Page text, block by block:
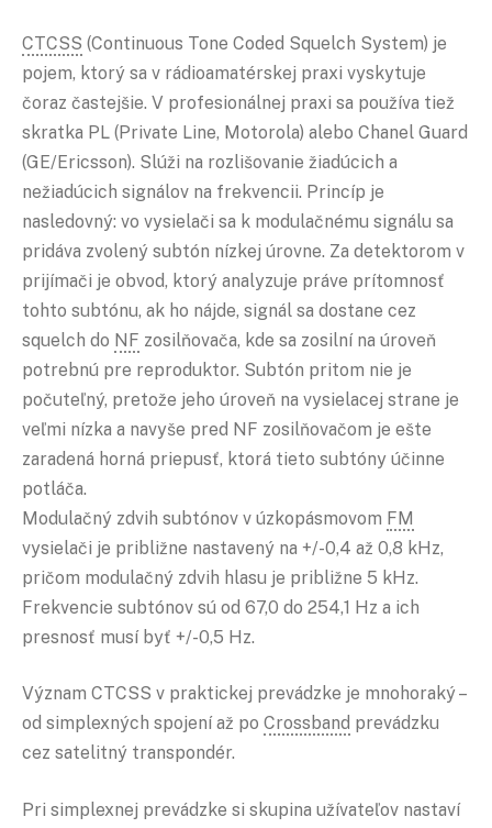
CTCSS (Continuous Tone Coded Squelch System) je
pojem, ktorý sa v rádioamatérskej praxi vyskytuje
čoraz častejšie. V profesionálnej praxi sa používa tiež
skratka PL (Private Line, Motorola) alebo Chanel Guard
(GE/Ericsson). Slúži na rozlišovanie žiadúcich a
nežiadúcich signálov na frekvencii. Princíp je
nasledovný: vo vysielači sa k modulačnému signálu sa
pridáva zvolený subtón nízkej úrovne. Za detektorom v
prijímači je obvod, ktorý analyzuje práve prítomnosť
tohto subtónu, ak ho nájde, signál sa dostane cez
squelch do NF zosilňovača, kde sa zosilní na úroveň
potrebnú pre reproduktor. Subtón pritom nie je
počuteľný, pretože jeho úroveň na vysielacej strane je
veľmi nízka a navyše pred NF zosilňovačom je ešte
zaradená horná priepusť, ktorá tieto subtóny účinne
potláča.
Modulačný zdvih subtónov v úzkopásmovom FM
vysielači je približne nastavený na +/-0,4 až 0,8 kHz,
pričom modulačný zdvih hlasu je približne 5 kHz.
Frekvencie subtónov sú od 67,0 do 254,1 Hz a ich
presnosť musí byť +/-0,5 Hz.
Význam CTCSS v praktickej prevádzke je mnohoraký –
od simplexných spojení až po Crossband prevádzku
cez satelitný transpondér.
Pri simplexnej prevádzke si skupina užívateľov nastaví